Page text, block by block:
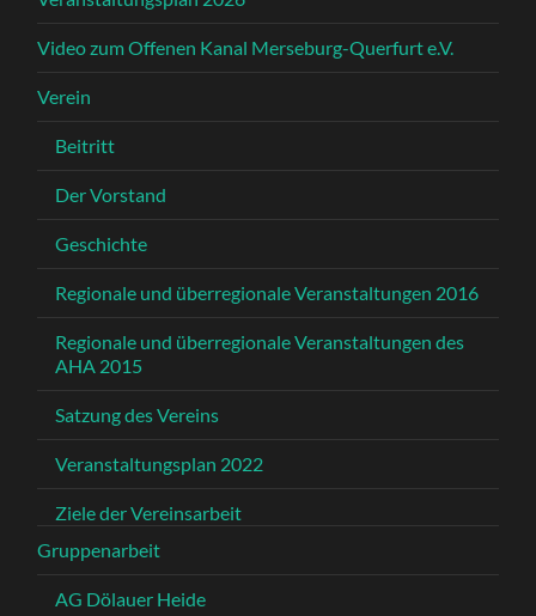
Video zum Offenen Kanal Merseburg-Querfurt e.V.
Verein
Beitritt
Der Vorstand
Geschichte
Regionale und überregionale Veranstaltungen 2016
Regionale und überregionale Veranstaltungen des
AHA 2015
Satzung des Vereins
Veranstaltungsplan 2022
Ziele der Vereinsarbeit
Gruppenarbeit
AG Dölauer Heide